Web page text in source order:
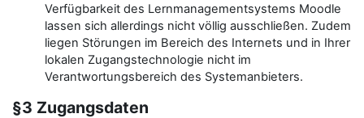
Verfügbarkeit des Lernmanagementsystems Moodle
lassen sich allerdings nicht völlig ausschließen. Zudem
liegen Störungen im Bereich des Internets und in Ihrer
lokalen Zugangstechnologie nicht im
Verantwortungsbereich des Systemanbieters.
§3 Zugangsdaten